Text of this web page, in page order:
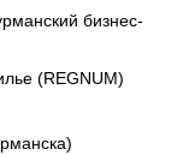
бизнес-
(REGNUM)